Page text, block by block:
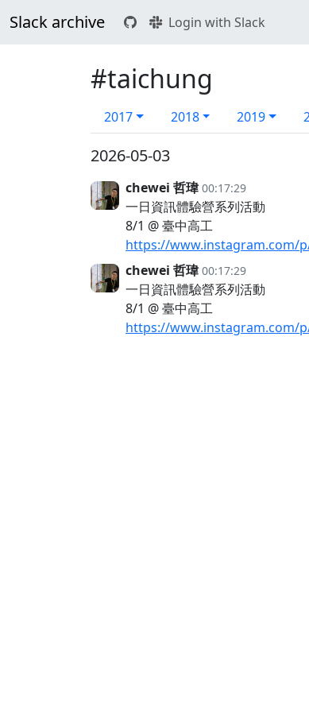
Slack archive Login with Slack
#taichung
2017 2018 2019
2026-05-03
chewei 哲瑋 00:17:29
一日資訊體驗營系列活動
8/1 @ 臺中高工
https://www.instagram.com/
chewei 哲瑋 00:17:29
一日資訊體驗營系列活動
8/1 @ 臺中高工
https://www.instagram.com/